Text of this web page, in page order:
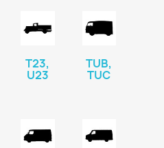
T23,
U23
TUB,
TUC